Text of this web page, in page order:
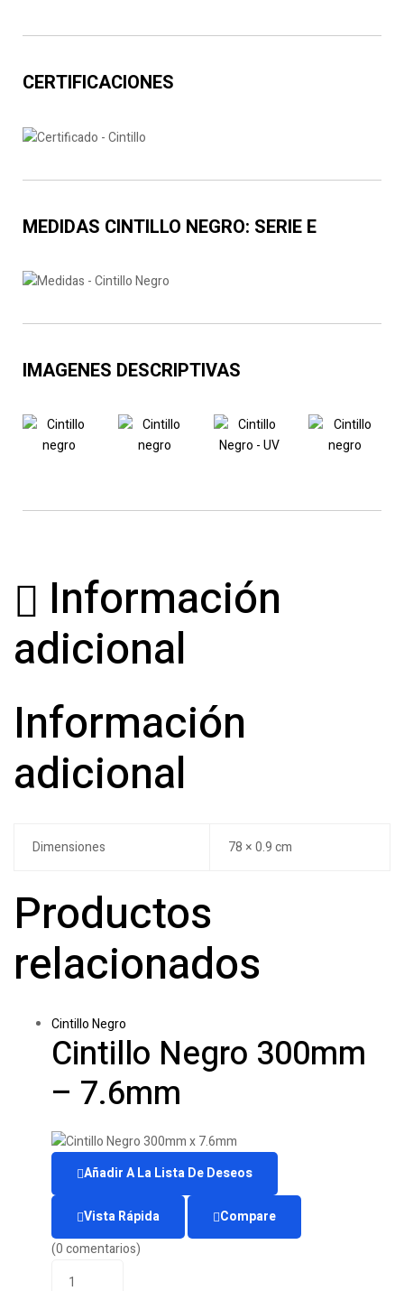
CERTIFICACIONES
MEDIDAS CINTILLO NEGRO: SERIE E
IMAGENES DESCRIPTIVAS
Información
adicional
Información
adicional
Dimensiones 78 × 0.9 cm
Productos
relacionados
Cintillo Negro
Cintillo Negro 300mm
– 7.6mm
Añadir A La Lista De Deseos
Vista Rápida
Compare
(0 comentarios)